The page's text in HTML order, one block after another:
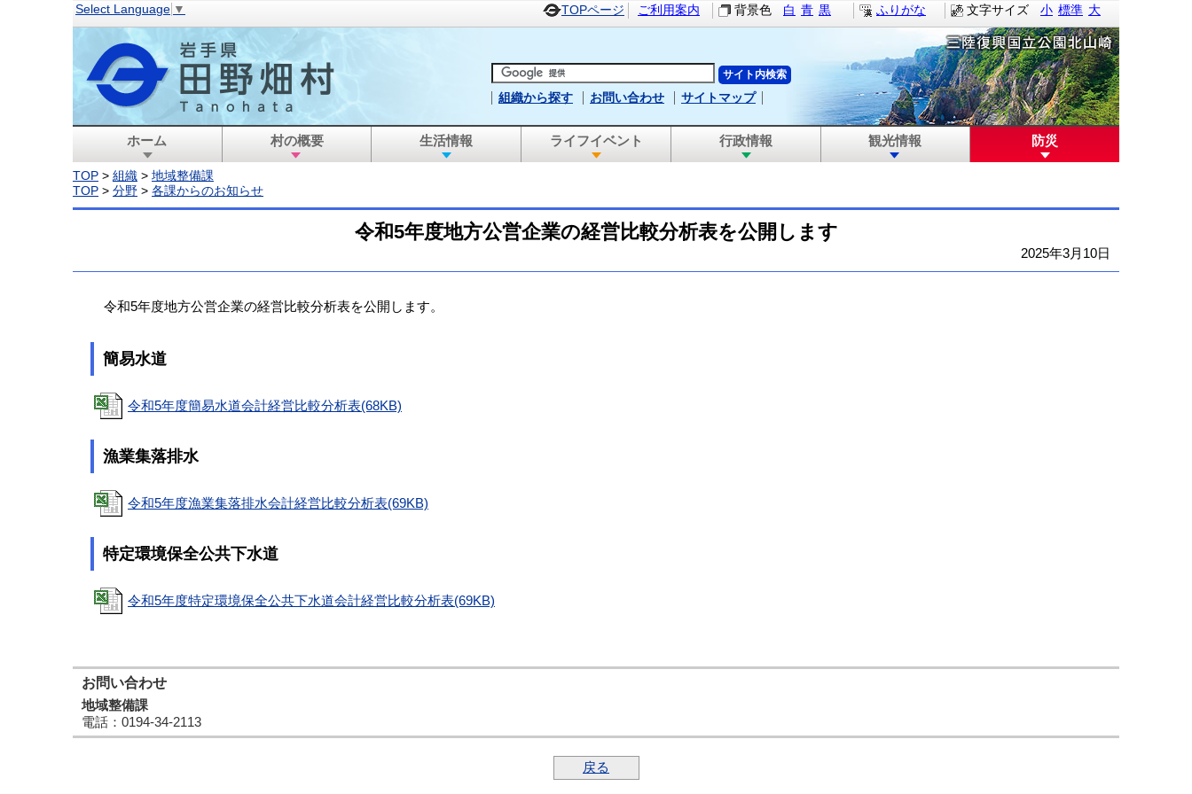
文字サイズ 小 標準 大
Select Language ▼ TOPページ ご利用案内 背景色 白 青 黒 ふりがな
組織から探す お問い合わせ サイトマップ
ホーム 村の概要 生活情報 ライフイベント 行政情報 観光情報 防災
TOP > 組織 > 地域整備課
TOP > 分野 > 各課からのお知らせ
令和5年度地方公営企業の経営比較分析表を公開します
2025年3月10日
令和5年度地方公営企業の経営比較分析表を公開します。
簡易水道
令和5年度簡易水道会計経営比較分析表(68KB)
漁業集落排水
令和5年度漁業集落排水会計経営比較分析表(69KB)
特定環境保全公共下水道
令和5年度特定環境保全公共下水道会計経営比較分析表(69KB)
お問い合わせ
地域整備課
電話 ：0194-34-2113
戻る